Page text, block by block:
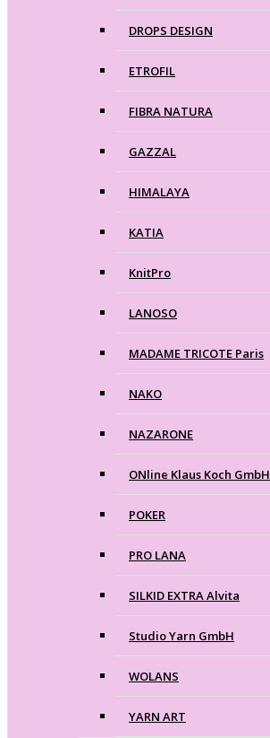
DROPS DESIGN
ETROFIL
FIBRA NATURA
GAZZAL
HIMALAYA
KATIA
KnitPro
LANOSO
MADAME TRICOTE Paris
NAKO
NAZARONE
ONline Klaus Koch GmbH
POKER
PRO LANA
SILKID EXTRA Alvita
Studio Yarn GmbH
WOLANS
YARN ART